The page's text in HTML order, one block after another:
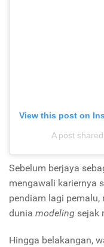
View this post on
A post
Sebelum berjaya
mengawali kariernya
pendiam lagi
dunia modeling sejak
Hingga belakangan,